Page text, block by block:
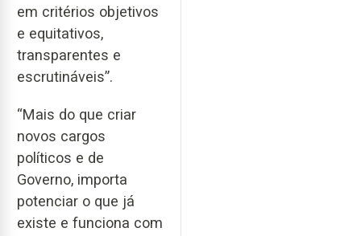
em critérios objetivos
e equitativos,
transparentes e
escrutináveis”.
“Mais do que criar
novos cargos
políticos e de
Governo, importa
potenciar o que já
existe e funciona com